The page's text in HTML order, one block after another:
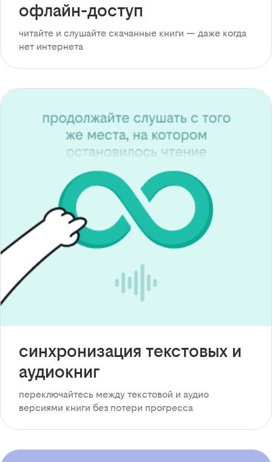
офлайн-доступ
читайте и слушайте скачанные книги — даже когда
нет интернета
синхронизация текстовых и
аудиокниг
переключайтесь между текстовой и аудио
версиями книги без потери прогресса